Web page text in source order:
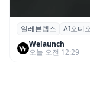
일레븐랩스,
v2’ API 공개
일레븐랩스 AI오디
Welaunch
오늘 오전 12:29